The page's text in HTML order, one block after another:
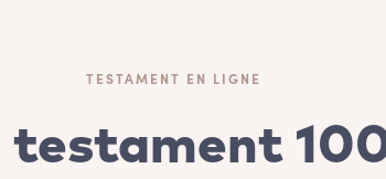
TESTAMENT EN LIGNE
testament